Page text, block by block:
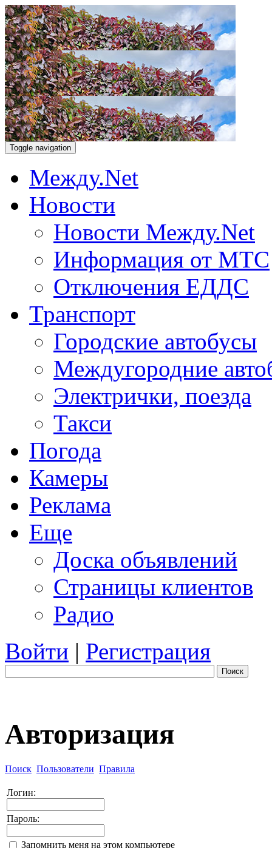
Toggle navigation
Между.Net
Новости
Новости Между.Net
Информация от МТС
Отключения ЕДДС
Транспорт
Городские автобусы
Междугородние
Электрички, поезда
Такси
Погода
Камеры
Реклама
Еще
Доска объявлений
Страницы клиентов
Радио
Войти | Регистрация
Поиск
Авторизация
Поиск Пользователи Правила
Логин:
Пароль:
Запомнить меня на этом компьютере